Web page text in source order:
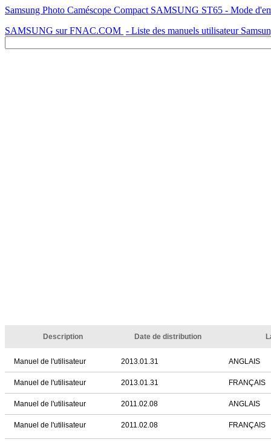
Samsung Photo Caméscope Compact SAMSUNG ST65 - Mode
SAMSUNG sur FNAC.COM - Liste des manuels utilisateur
Description Date de distribution
Manuel de l'utilisateur 2013.01.31 ANGLAIS
Manuel de l'utilisateur 2013.01.31 FRANÇAIS
Manuel de l'utilisateur 2011.02.08 ANGLAIS
Manuel de l'utilisateur 2011.02.08 FRANÇAIS